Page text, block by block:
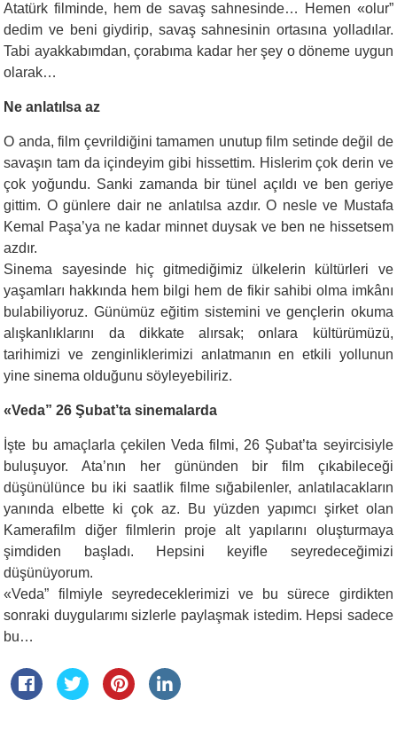
Atatürk filminde, hem de savaş sahnesinde… Hemen «olur”
dedim ve beni giydirip, savaş sahnesinin ortasına yolladılar.
Tabi ayakkabımdan, çorabıma kadar her şey o döneme uygun
olarak…
Ne anlatılsa az
O anda, film çevrildiğini tamamen unutup film setinde değil de
savaşın tam da içindeyim gibi hissettim. Hislerim çok derin ve
çok yoğundu. Sanki zamanda bir tünel açıldı ve ben geriye
gittim. O günlere dair ne anlatılsa azdır. O nesle ve Mustafa
Kemal Paşa’ya ne kadar minnet duysak ve ben ne hissetsem
azdır.
Sinema sayesinde hiç gitmediğimiz ülkelerin kültürleri ve
yaşamları hakkında hem bilgi hem de fikir sahibi olma imkânı
bulabiliyoruz. Günümüz eğitim sistemini ve gençlerin okuma
alışkanlıklarını da dikkate alırsak; onlara kültürümüzü,
tarihimizi ve zenginliklerimizi anlatmanın en etkili yollunun
yine sinema olduğunu söyleyebiliriz.
«Veda” 26 Şubat’ta sinemalarda
İşte bu amaçlarla çekilen Veda filmi, 26 Şubat’ta seyircisiyle
buluşuyor. Ata’nın her gününden bir film çıkabileceği
düşünülünce bu iki saatlik filme sığabilenler, anlatılacakların
yanında elbette ki çok az. Bu yüzden yapımcı şirket olan
Kamerafilm diğer filmlerin proje alt yapılarını oluşturmaya
şimdiden başladı. Hepsini keyifle seyredeceğimizi
düşünüyorum.
«Veda” filmiyle seyredeceklerimizi ve bu sürece girdikten
sonraki duygularımı sizlerle paylaşmak istedim. Hepsi sadece
bu…